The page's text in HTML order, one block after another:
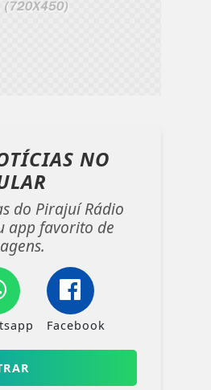
NO
do Pirajuí Rádio
app favorito de
Facebook